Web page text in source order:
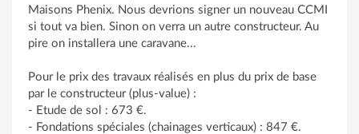
Maisons Phenix. Nous devrions signer un nouveau CCMI
si tout va bien. Sinon on verra un autre constructeur. Au
pire on installera une caravane...
Pour le prix des travaux réalisés en plus du prix de base
par le constructeur (plus-value) :
- Etude de sol : 673 €.
- Fondations spéciales (chainages verticaux) : 847 €.